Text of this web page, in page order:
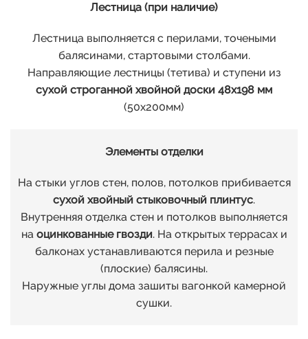
Лестница (при наличие)
Лестница выполняется с перилами, точеными
балясинами, стартовыми столбами.
Направляющие лестницы (тетива) и ступени из
сухой строганной хвойной доски 48х198 мм
(50х200мм)
Элементы отделки
На стыки углов стен, полов, потолков прибивается
сухой хвойный стыковочный плинтус.
Внутренняя отделка стен и потолков выполняется
на оцинкованные гвозди. На открытых террасах и
балконах устанавливаются перила и резные
(плоские) балясины.
Наружные углы дома зашиты вагонкой камерной
сушки.
00
01
02
03
05
04
06